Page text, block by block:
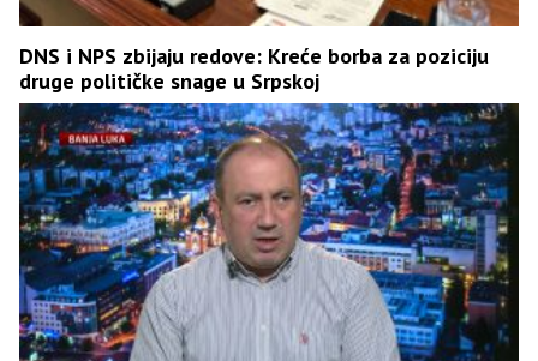
DNS i NPS zbijaju redove: Kreće borba za poziciju
druge političke snage u Srpskoj